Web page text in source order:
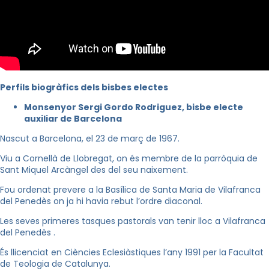
Perfils biogràfics dels bisbes electes
Monsenyor Sergi Gordo Rodriguez, bisbe electe
auxiliar de Barcelona
Nascut a Barcelona, el 23 de març de 1967.
Viu a Cornellà de Llobregat, on és membre de la parròquia de
Sant Miquel Arcàngel des del seu naixement.
Fou ordenat prevere a la Basílica de Santa Maria de Vilafranca
del Penedès on ja hi havia rebut l’ordre diaconal.
Les seves primeres tasques pastorals van tenir lloc a Vilafranca
del Penedès .
És llicenciat en Ciències Eclesiàstiques l’any 1991 per la Facultat
de Teologia de Catalunya.